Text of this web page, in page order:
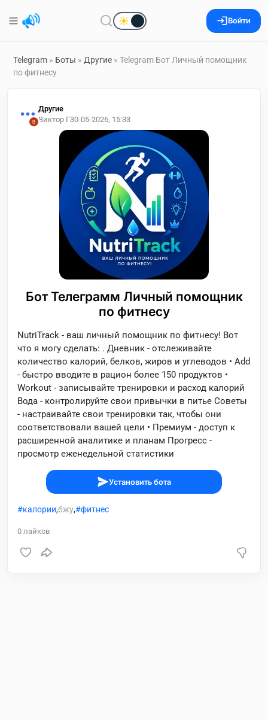
Войти
Telegram » Боты » Другие » Telegram Бот Личный помощник
по фитнесу
Другие
Виктор Г30-05-2026, 15:33
Бот Телеграмм Личный помощник
по фитнесу
NutriTrack - ваш личный помощник по фитнесу! Вот
что я могу сделать: . Дневник - отслеживайте
количество калорий, белков, жиров и углеводов • Add
- быстро вводите в рацион более 150 продуктов •
Workout - записывайте тренировки и расход калорий
Вода - контролируйте свои привычки в питье Советы
- настраивайте свои тренировки так, чтобы они
соответствовали вашей цели • Премиум - доступ к
расширенной аналитике и планам Прогресс -
просмотр еженедельной статистики
Установить бота
калории,бжу, фитнес
0 лайков